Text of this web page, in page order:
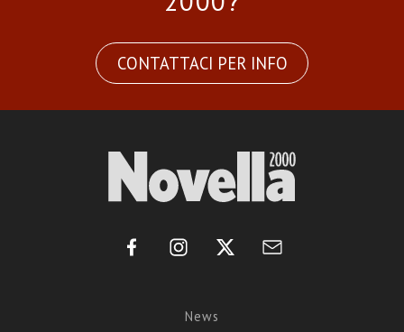
CONTATTACI PER INFO
News